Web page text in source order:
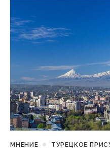
МНЕНИЕ ТУРЕЦКОЕ